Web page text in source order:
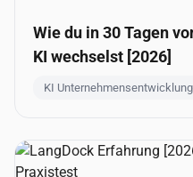
Wie du in 30 Tagen
KI wechselst [2026]
KI Unternehmensentwicklung